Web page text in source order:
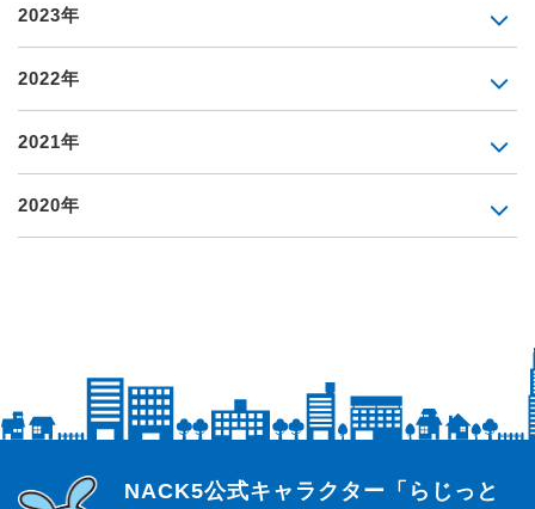
2023年
2022年
2021年
2020年
らじっと君
NACK5公式キャラクター「らじっと